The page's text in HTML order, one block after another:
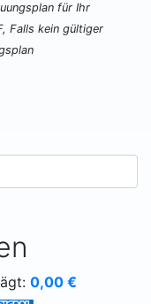
für Ihr
Falls kein gültiger
0,00 €